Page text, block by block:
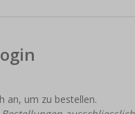
an, um zu bestellen.